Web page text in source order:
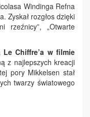
Windinga Refna
Zyskał rozgłos dzięki
rzeźnicy”, „Otwarte
Le Chiffre’a w filmie
z najlepszych kreacji
pory Mikkelsen stał
twarzy światowego